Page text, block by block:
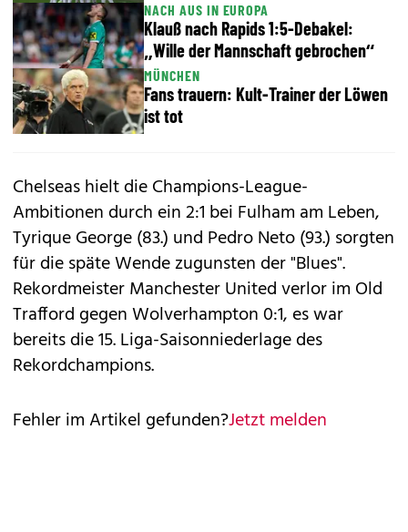
NACH AUS IN EUROPA
Klauß nach Rapids 1:5-Debakel:
„Wille der Mannschaft gebrochen“
MÜNCHEN
Fans trauern: Kult-Trainer der Löwen
ist tot
Chelseas hielt die Champions-League-
Ambitionen durch ein 2:1 bei Fulham am Leben,
Tyrique George (83.) und Pedro Neto (93.) sorgten
für die späte Wende zugunsten der "Blues".
Rekordmeister Manchester United verlor im Old
Trafford gegen Wolverhampton 0:1, es war
bereits die 15. Liga-Saisonniederlage des
Rekordchampions.
Fehler im Artikel gefunden?Jetzt melden